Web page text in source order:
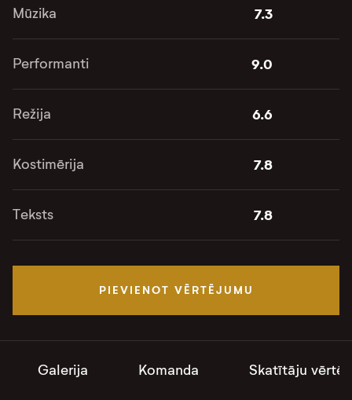
Galerija Komanda Skatītāju
Mūzika 7.3
Performanti 9.0
Režija 6.6
Kostimērija 7.8
Teksts 7.8
PIEVIENOT VĒRTĒJUMU